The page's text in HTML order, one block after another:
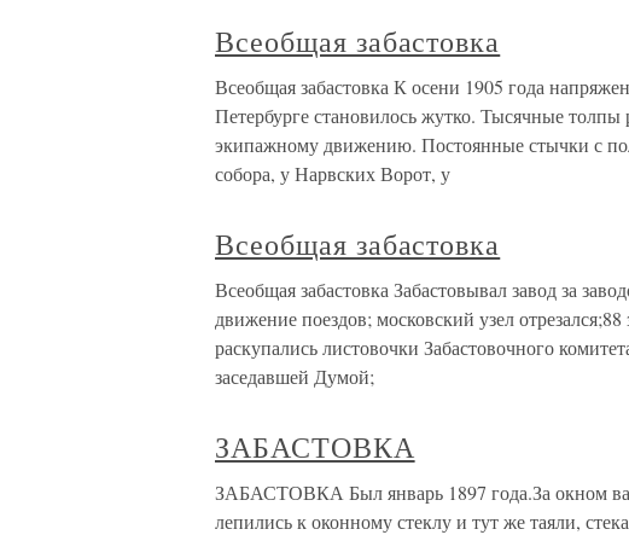
Всеобщая забастовка
Всеобщая забастовка К осени 1905 года
Петербурге становилось жутко. Тысячные
экипажному движению. Постоянные стычки с
собора, у Нарвских Ворот, у
Всеобщая забастовка
Всеобщая забастовка Забастовывал завод за
движение поездов; московский узел
раскупались листовочки Забастовочного
заседавшей Думой;
ЗАБАСТОВКА
ЗАБАСТОВКА Был январь 1897 года.За окном
лепились к оконному стеклу и тут же таяли,